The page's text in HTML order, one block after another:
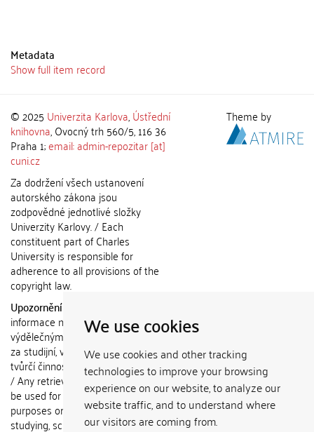
We use cookies
We use cookies and other tracking
technologies to improve your browsing
experience on our website, to analyze our
website traffic, and to understand where
our visitors are coming from.
Metadata
Show full item record
© 2025 Univerzita Karlova,Ústřední
knihovna, Ovocný trh 560/5, 116 36
Praha 1;email: admin-repozitar [at]
cuni.cz
Za dodržení všech ustanovení
autorského zákona jsou
zodpovědné jednotlivé složky
Univerzity Karlovy. / Each
constituent part of Charles
University is responsible for
adherence to all provisions of the
copyright law.
Upozornění / Notice:
informace nemohou být použity k
výdělečným účelům nebo vydávány
za studijní, vědeckou nebo jinou
tvůrčí činnost jiné osoby než autora.
/ Any retrieved information shall not
be used for any commercial
purposes or claimed as results of
studying, scientific or any other
Theme by